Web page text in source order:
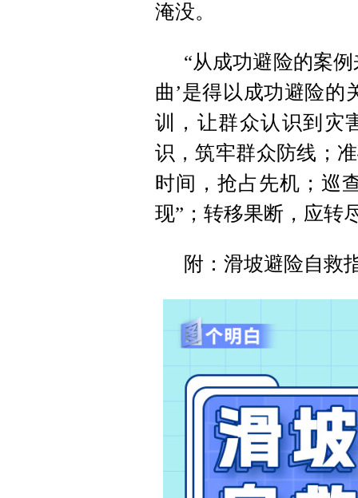
淹没。
“从成功避险的案
曲’是得以成功避险的
训，让群众认识到灾
识，筑牢群众防线；
时间，抢占先机；巡
现”；转移果断，应转
附：滑坡避险自救